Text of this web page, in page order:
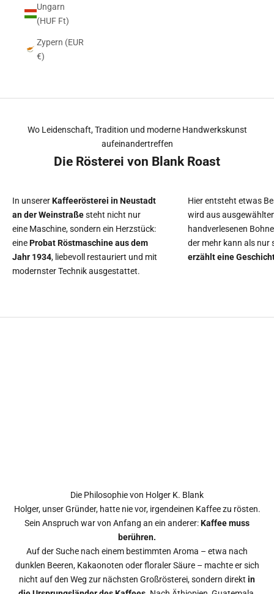
Ungarn
(HUF Ft)
Zypern (EUR
€)
Wo Leidenschaft, Tradition und moderne Handwerkskunst
aufeinandertreffen
Die Rösterei von Blank Roast
In unsererKaffeerösterei in Neustadt
an der Weinstraßesteht nicht nur
eine Maschine, sondern ein Herzstück:
eineProbat Röstmaschine aus dem
Jahr 1934, liebevoll restauriert und mit
modernster Technik ausgestattet.
Hier entsteht etwas
wird aus
handverlesenen
der mehr kann als nur
erzählt eine
Die Philosophie von Holger K. Blank
Holger, unser Gründer, hatte nie vor, irgendeinen Kaffee zu rösten.
Sein Anspruch war von Anfang an ein anderer:Kaffee muss
berühren.
Auf der Suche nach einem bestimmten Aroma – etwa nach
dunklen Beeren, Kakaonoten oder floraler Säure – machte er sich
nicht auf den Weg zur nächsten Großrösterei, sondern direkt in